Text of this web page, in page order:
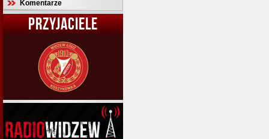
Komentarze
PRZYJACIELE